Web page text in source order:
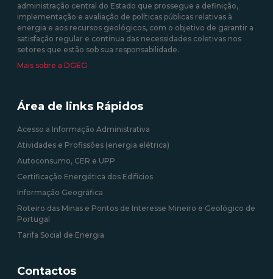
administração central do Estado que prossegue a definição,
implementação e avaliação de políticas públicas relativas à
energia e aos recursos geológicos, com o objetivo de garantir a
satisfação regular e contínua das necessidades coletivas nos
setores que estão sob sua responsabilidade.
Mais sobre a DGEG
Área de links Rápidos
Acesso a Informação Administrativa
Atividades e Profissões (energia elétrica)
Autoconsumo, CER e UPP
Certificação Energética dos Edifícios
Informação Geográfica
Roteiro das Minas e Pontos de Interesse Mineiro e Geológico de
Portugal
Tarifa Social de Energia
Contactos